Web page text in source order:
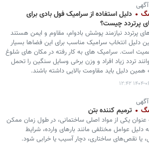
آگهی
دلیل استفاده از سرامیک فول بادی برای
پرتردد چیست؟
پرتردد نیازمند پوشش بادوام، مقاوم و ایمن هستند
دلیل انتخاب سرامیک مناسب برای این فضاها بسیار
است. سرامیک های به کار رفته در مکان های شلوغ
تردد زیاد افراد و وزن برخی وسایل سنگین را تحمل
همین دلیل باید مقاومت بالایی داشته باشند.
۲۴ ۱۲:۴۲
آگهی
ترمیم کننده بتن
عنوان یکی از مواد اصلی ساختمانی، در طول زمان ممکن
دلیل عوامل مختلفی مانند بارهای وارده، شرایط
یا نقص‌های ساختاری، دچار آسیب یا خرابی شود.